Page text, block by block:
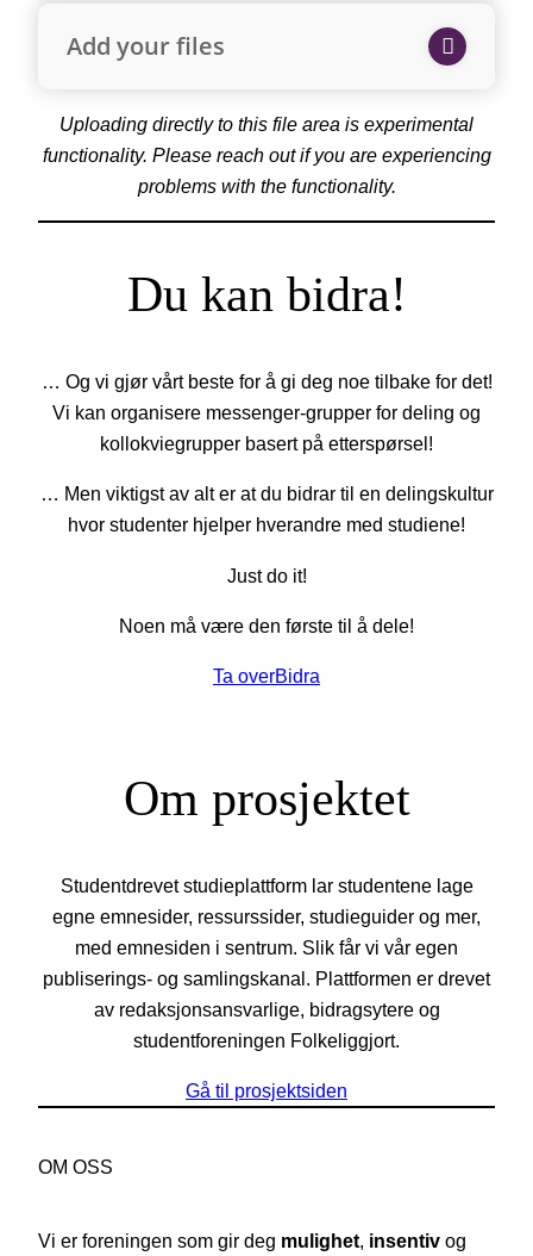
Add your files
Uploading directly to this file area is experimental
functionality. Please reach out if you are experiencing
problems with the functionality.
Du kan bidra!
… Og vi gjør vårt beste for å gi deg noe tilbake for det!
Vi kan organisere messenger-grupper for deling og
kollokviegrupper basert på etterspørsel!
… Men viktigst av alt er at du bidrar til en delingskultur
hvor studenter hjelper hverandre med studiene!
Just do it!
Noen må være den første til å dele!
Ta overBidra
Om prosjektet
Studentdrevet studieplattform lar studentene lage
egne emnesider, ressurssider, studieguider og mer,
med emnesiden i sentrum. Slik får vi vår egen
publiserings- og samlingskanal. Plattformen er drevet
av redaksjonsansvarlige, bidragsytere og
studentforeningen Folkeliggjort.
Gå til prosjektsiden
OM OSS
Vi er foreningen som gir deg mulighet, insentiv og